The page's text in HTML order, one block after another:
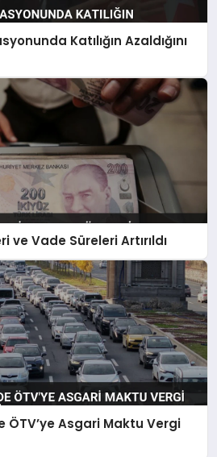
Katılığın Azaldığını
ve Vade Süreleri Artırıldı
ÖTV’ye Asgari Maktu Vergi